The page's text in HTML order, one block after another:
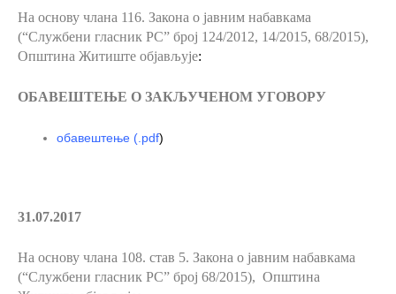
На основу члана 116. Закона о јавним набавкама
(“Службени гласник РС” број 124/2012, 14/2015, 68/2015),
Општина Житиште објављује:
ОБАВЕШТЕЊЕ О ЗАКЉУЧЕНОМ УГОВОРУ
обавештење(.pdf)
31.07.2017
На основу члана 108. став 5. Закона о јавним набавкама
(“Службени гласник РС” број 68/2015), Општина